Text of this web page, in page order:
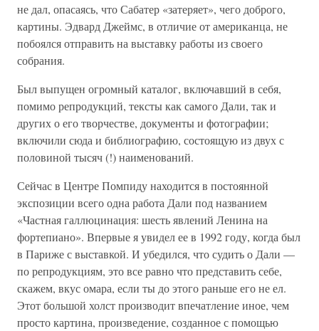
не дал, опасаясь, что Сабатер «затеряет», чего доброго,
картины. Эдвард Джеймс, в отличие от американца, не
побоялся отправить на выставку работы из своего
собрания.
Был выпущен огромный каталог, включавший в себя,
помимо репродукций, тексты как самого Дали, так и
других о его творчестве, документы и фотографии;
включили сюда и библиографию, состоящую из двух с
половиной тысяч (!) наименований.
Сейчас в Центре Помпиду находится в постоянной
экспозиции всего одна работа Дали под названием
«Частная галлюцинация: шесть явлений Ленина на
фортепиано». Впервые я увидел ее в 1992 году, когда был
в Париже с выставкой. И убедился, что судить о Дали —
по репродукциям, это все равно что представить себе,
скажем, вкус омара, если ты до этого раньше его не ел.
Этот большой холст производит впечатление иное, чем
просто картина, произведение, созданное с помощью